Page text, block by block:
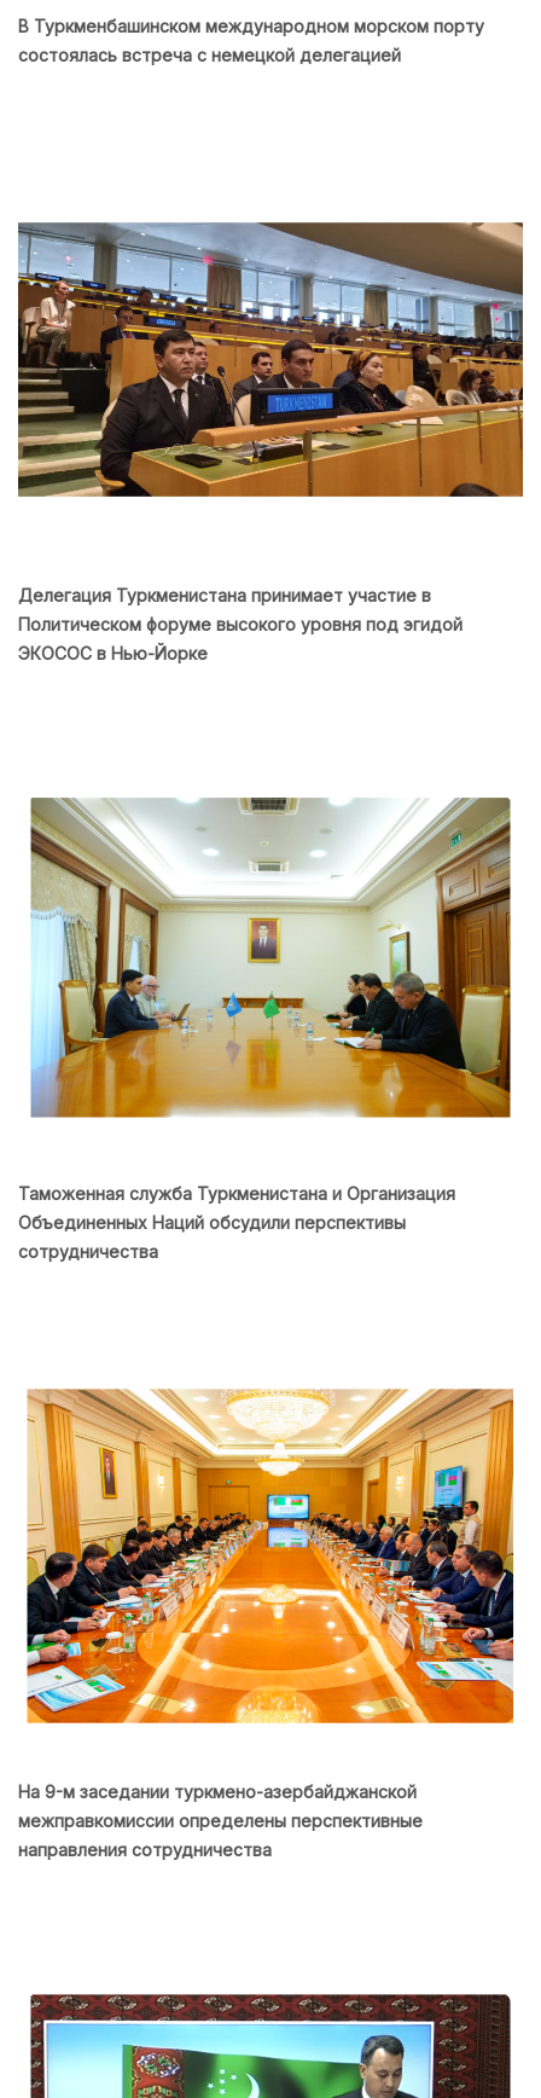
В Туркменбашинском международном морском порту
состоялась встреча с немецкой делегацией
Делегация Туркменистана принимает участие в
Политическом форуме высокого уровня под эгидой
ЭКОСОС в Нью-Йорке
Таможенная служба Туркменистана и Организация
Объединенных Наций обсудили перспективы
сотрудничества
На 9-м заседании туркмено-азербайджанской
межправкомиссии определены перспективные
направления сотрудничества